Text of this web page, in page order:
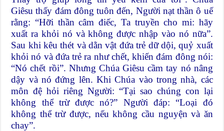
Giêsu thấy đám đông tuôn đến, Người nạt thần ô uế
rằng: “Hỡi thần câm điếc, Ta truyền cho mi: hãy
xuất ra khỏi nó và không được nhập vào nó nữa”.
Sau khi kêu thét và dằn vật đứa trẻ dữ dội, quỷ xuất
khỏi nó và đứa trẻ ra như chết, khiến đám đông nói:
“Nó chết rồi”. Nhưng Chúa Giêsu cầm tay nó nâng
dậy và nó đứng lên. Khi Chúa vào trong nhà, các
môn đệ hỏi riêng Người: “Tại sao chúng con lại
không thể trừ được nó?” Người đáp: “Loại đó
không thể trừ được, nếu không cầu nguyện và ăn
chay”.